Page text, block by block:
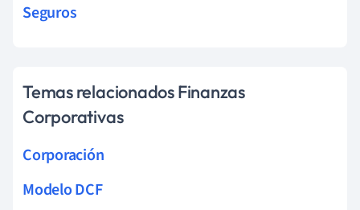
Seguros
Temas relacionados Finanzas
Corporativas
Corporación
Modelo DCF